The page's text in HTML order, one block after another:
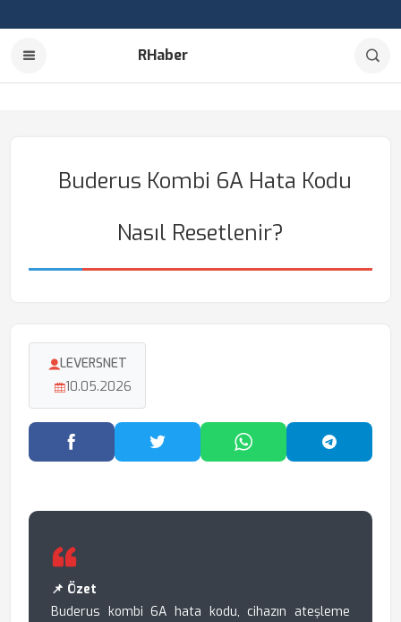
RHaber
Buderus Kombi 6A Hata Kodu
Nasıl Resetlenir?
LEVERSNET
10.05.2026
Facebook'ta PaylaşTwitter'da PaylaşWhatsApp'ta Paylaş
📌 Özet
Buderus kombi 6A hata kodu, cihazın ateşleme